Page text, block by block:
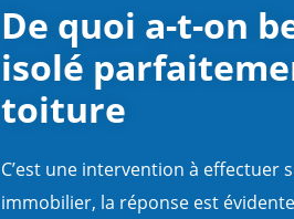
De quoi a-t-on
isolé
toiture
C’est une intervention à effectuer
immobilier, la réponse est